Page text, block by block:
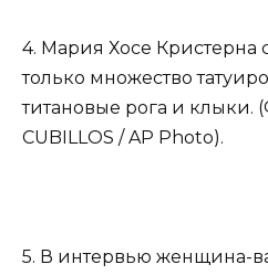
4. Мария Хосе Кристерна
только множество
титановые рога и клыки.
CUBILLOS / AP Photo).
5. В интервью женщина-